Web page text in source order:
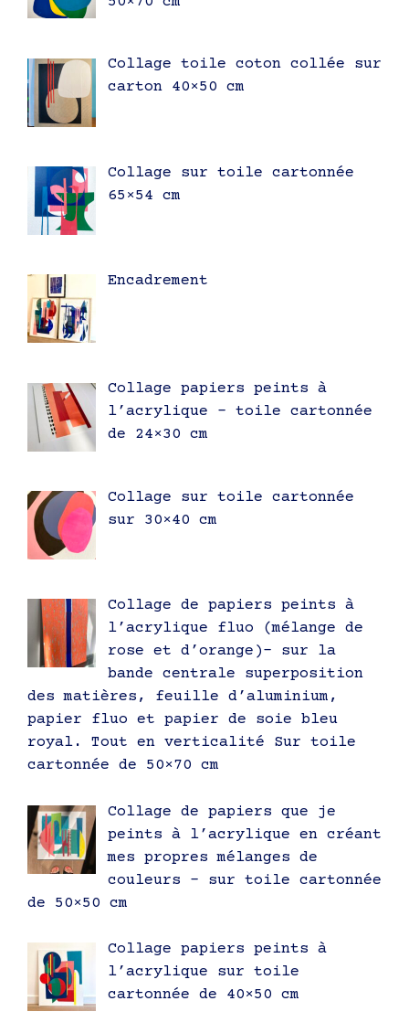
Collage toile coton collée sur
carton 40×50 cm
Collage sur toile cartonnée
65×54 cm
Encadrement
Collage papiers peints à
l’acrylique – toile cartonnée
de 24×30 cm
Collage sur toile cartonnée
sur 30×40 cm
Collage de papiers peints à
l’acrylique fluo (mélange de
rose et d’orange)- sur la
bande centrale superposition
des matières, feuille d’aluminium,
papier fluo et papier de soie bleu
royal. Tout en verticalité Sur toile
cartonnée de 50×70 cm
Collage de papiers que je
peints à l’acrylique en créant
mes propres mélanges de
couleurs – sur toile cartonnée
de 50×50 cm
Collage papiers peints à
l’acrylique sur toile
cartonnée de 40×50 cm